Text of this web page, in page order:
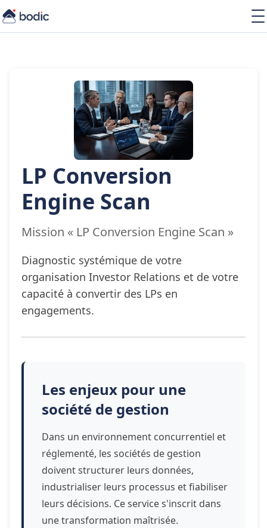
À propos
Ressources
FR
LP Conversion
Engine Scan
Mission « LP Conversion Engine Scan »
Diagnostic systémique de votre
organisation Investor Relations et de votre
capacité à convertir des LPs en
engagements.
Les enjeux pour une
société de gestion
Dans un environnement concurrentiel et
réglementé, les sociétés de gestion
doivent structurer leurs données,
industrialiser leurs processus et fiabiliser
leurs décisions. Ce service s'inscrit dans
une transformation maîtrisée.